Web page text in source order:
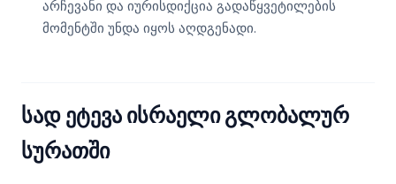
არჩევანი და იურისდიქცია გადაწყვეტილების
მომენტში უნდა იყოს აღდგენადი.
სად ეტევა ისრაელი გლობალურ
სურათში